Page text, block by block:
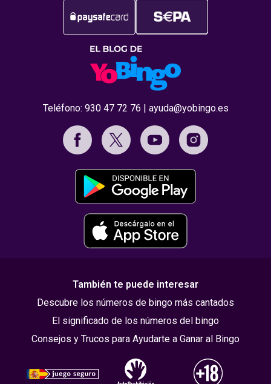
Teléfono: 930 47 72 76 | ayuda@yobingo.es
También te puede interesar
Descubre los números de bingo más cantados
El significado de los números del bingo
Consejos y Trucos para Ayudarte a Ganar al Bingo